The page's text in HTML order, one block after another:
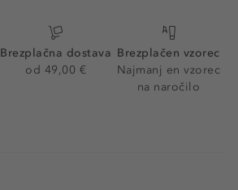
Brezplačna dostava
od 49,00 €
Brezplačen vzorec
Najmanj en vzorec
na naročilo